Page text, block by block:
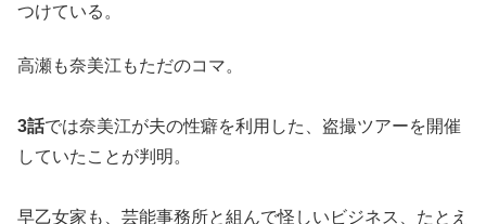
つけている。
高瀬も奈美江もただのコマ。
3話では奈美江が夫の性癖を利用した、盗撮ツアーを開催
していたことが判明。
早乙女家も、芸能事務所と組んで怪しいビジネス、たとえ